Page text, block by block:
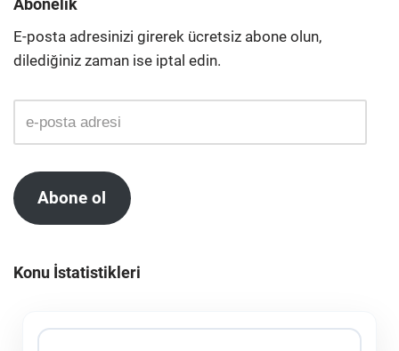
Abonelik
E-posta adresinizi girerek ücretsiz abone olun,
dilediğiniz zaman ise iptal edin.
Abone ol
Konu İstatistikleri